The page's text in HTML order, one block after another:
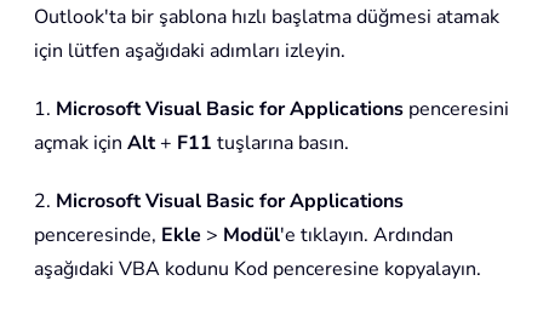
Outlook'ta bir şablona hızlı başlatma düğmesi atamak
için lütfen aşağıdaki adımları izleyin.
1. Microsoft Visual Basic for Applications penceresini
açmak için Alt+ F11 tuşlarına basın.
2. Microsoft Visual Basic for Applications
penceresinde, Ekle > Modül'e tıklayın. Ardından
aşağıdaki VBA kodunu Kod penceresine kopyalayın.